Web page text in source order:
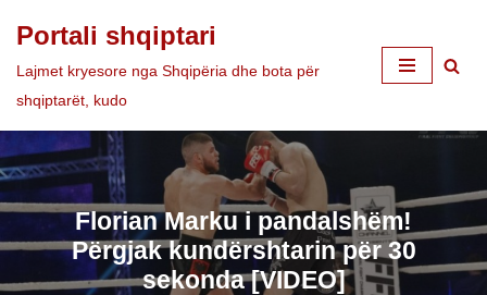
Skip
to
Portali shqiptari
Lajmet kryesore nga Shqipëria dhe bota për
shqiptarët, kudo
Florian Marku i pandalshëm!
Përgjak kundërshtarin për 30
sekonda [VIDEO]